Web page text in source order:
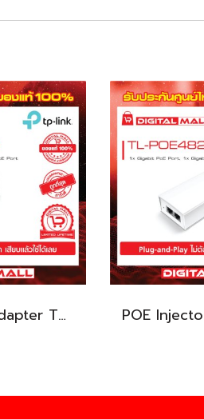
POE Injector Adapter TP-LINK TL-POE2412G อุปกรณ์ขยายสัญญาณ POE รับประกันตลอดอายุการใช้งาน